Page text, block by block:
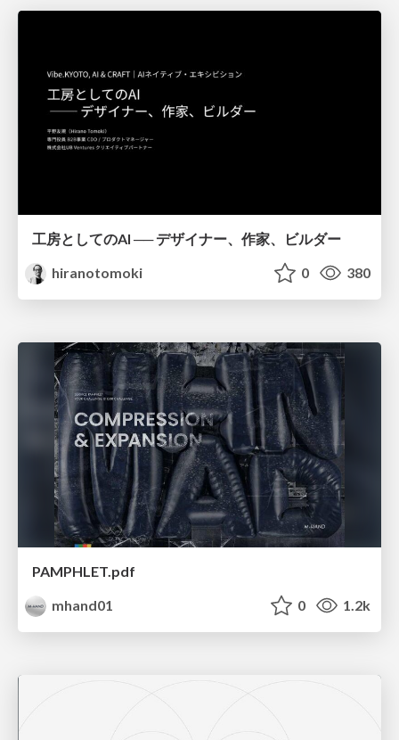
工房としてのAI ── デザイナー、作家、ビルダー
hiranotomoki
0 380
PAMPHLET.pdf
mhand01
0 1.2k